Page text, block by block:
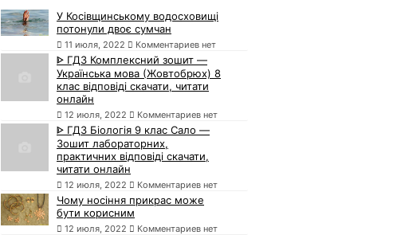
У Косівщинському водосховищі
потонули двоє сумчан
11 июля, 2022 Комментариев нет
ᐈ ГДЗ Комплексний зошит —
Українська мова (Жовтобрюх) 8
клас відповіді скачати, читати
онлайн
12 июля, 2022 Комментариев нет
ᐈ ГДЗ Біологія 9 клас Сало —
Зошит лабораторних,
практичних відповіді скачати,
читати онлайн
12 июля, 2022 Комментариев нет
Чому носіння прикрас може
бути корисним
12 июля, 2022 Комментариев нет